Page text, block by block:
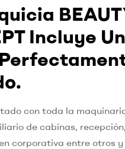
Incluye Un
con toda la
de cabinas, recepción,
corporativa entre otros y